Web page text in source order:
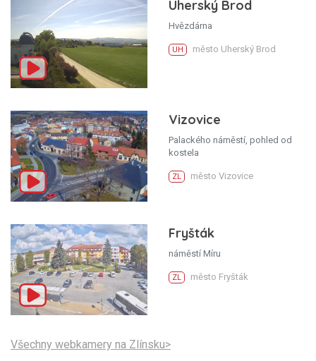
Uherský Brod
Hvězdárna
UH město Uherský Brod
Vizovice
Palackého náměstí, pohled od
kostela
ZL město Vizovice
Fryšták
náměstí Míru
ZL město Fryšták
Všechny webkamery na Zlínsku>